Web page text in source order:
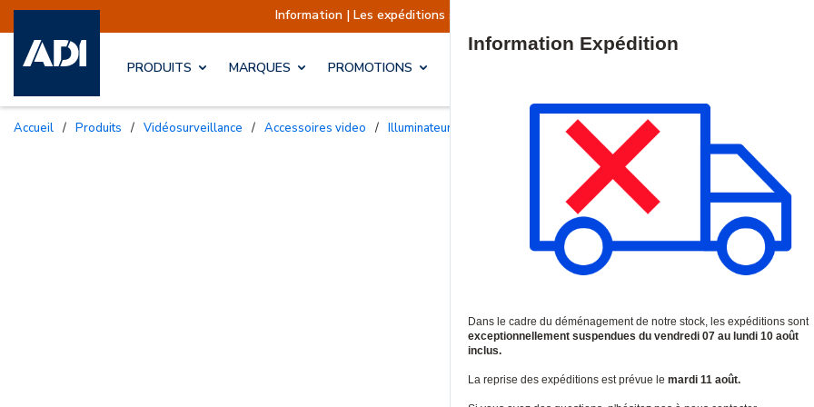
Information | Les expéditions sont actuellement suspendues Reprise prévue le mardi
PRODUITS MARQUES PROMOTIONS
Accueil / Produits / Vidéosurveillance / Accessoires video / Illuminateurs